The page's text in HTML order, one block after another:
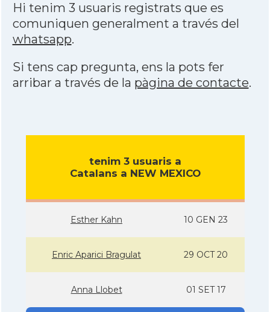
Hi tenim 3 usuaris registrats que es
comuniquen generalment a través del
whatsapp.
Si tens cap pregunta, ens la pots fer
arribar a través de la pàgina de contacte.
tenim 3 usuaris a
Catalans a NEW MEXICO
Esther Kahn 10 GEN 23
Enric Aparici Bragulat 29 OCT 20
Anna Llobet 01 SET 17